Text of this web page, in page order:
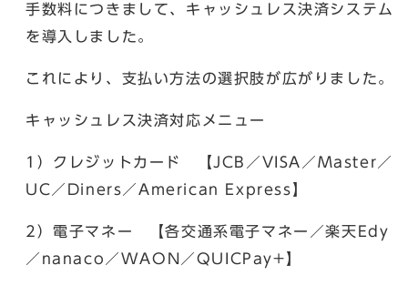
手数料につきまして、キャッシュレス決済システム
を導入しました。
これにより、支払い方法の選択肢が広がりました。
キャッシュレス決済対応メニュー
1）クレジットカード 【JCB／VISA／Master／
UC／Diners／American Express】
2）電子マネー 【各交通系電子マネー／楽天Edy
／nanaco／WAON／QUICPay+】